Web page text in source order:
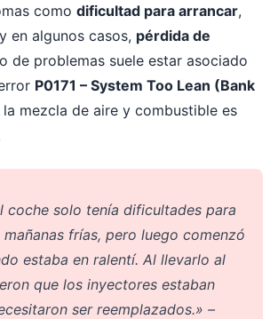
como dificultad para arrancar,
en algunos casos, pérdida de
de problemas suele estar asociado
P0171 – System Too Lean (Bank
mezcla de aire y combustible es
coche solo tenía dificultades para
frías, pero luego comenzó
estaba en ralentí. Al llevarlo al
que los inyectores estaban
ser reemplazados.» –